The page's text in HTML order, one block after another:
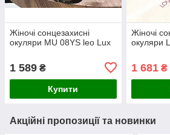
Жіночі сонцезахисні
окуляри MU 08YS leo Lux
1 589 ₴
Купити
Жіночі
окуляри
1 681₴
Акційні пропозиції та новинки